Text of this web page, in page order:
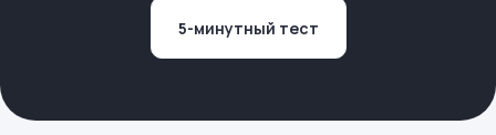
5-минутный тест